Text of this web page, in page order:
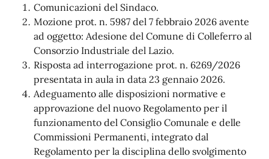
Comunicazioni del Sindaco.
Mozione prot. n. 5987 del 7 febbraio 2026 avente
ad oggetto: Adesione del Comune di Colleferro al
Consorzio Industriale del Lazio.
Risposta ad interrogazione prot. n. 6269/2026
presentata in aula in data 23 gennaio 2026.
Adeguamento alle disposizioni normative e
approvazione del nuovo Regolamento per il
funzionamento del Consiglio Comunale e delle
Commissioni Permanenti, integrato dal
Regolamento per la disciplina dello svolgimento